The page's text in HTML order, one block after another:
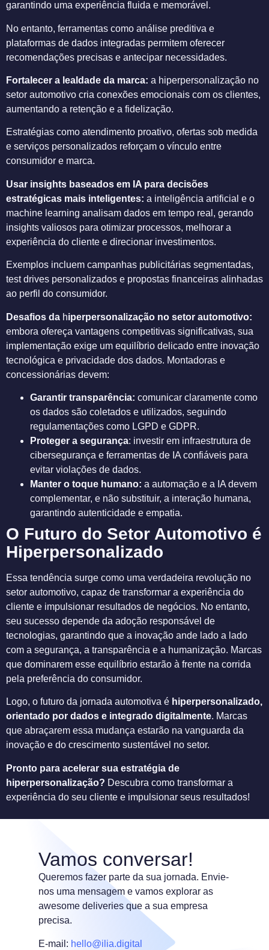
garantindo uma experiência fluida e memorável.
No entanto, ferramentas como análise preditiva e
plataformas de dados integradas permitem oferecer
recomendações precisas e antecipar necessidades.
Fortalecer a lealdade da marca: a hiperpersonalização no
setor automotivo cria conexões emocionais com os clientes,
aumentando a retenção e a fidelização.
Estratégias como atendimento proativo, ofertas sob medida
e serviços personalizados reforçam o vínculo entre
consumidor e marca.
Usar insights baseados em IA para decisões
estratégicas mais inteligentes: a inteligência artificial e o
machine learning analisam dados em tempo real, gerando
insights valiosos para otimizar processos, melhorar a
experiência do cliente e direcionar investimentos.
Exemplos incluem campanhas publicitárias segmentadas,
test drives personalizados e propostas financeiras alinhadas
ao perfil do consumidor.
Desafios da hiperpersonalização no setor automotivo:
embora ofereça vantagens competitivas significativas, sua
implementação exige um equilíbrio delicado entre inovação
tecnológica e privacidade dos dados. Montadoras e
concessionárias devem:
Garantir transparência: comunicar claramente como
os dados são coletados e utilizados, seguindo
regulamentações como LGPD e GDPR.
Proteger a segurança: investir em infraestrutura de
cibersegurança e ferramentas de IA confiáveis para
evitar violações de dados.
Manter o toque humano: a automação e a IA devem
complementar, e não substituir, a interação humana,
garantindo autenticidade e empatia.
O Futuro do Setor Automotivo é
Hiperpersonalizado
Essa tendência surge como uma verdadeira revolução no
setor automotivo, capaz de transformar a experiência do
cliente e impulsionar resultados de negócios. No entanto,
seu sucesso depende da adoção responsável de
tecnologias, garantindo que a inovação ande lado a lado
com a segurança, a transparência e a humanização. Marcas
que dominarem esse equilíbrio estarão à frente na corrida
pela preferência do consumidor.
Logo, o futuro da jornada automotiva é hiperpersonalizado,
orientado por dados e integrado digitalmente. Marcas
que abraçarem essa mudança estarão na vanguarda da
inovação e do crescimento sustentável no setor.
Pronto para acelerar sua estratégia de
hiperpersonalização? Descubra como transformar a
experiência do seu cliente e impulsionar seus resultados!
Vamos conversar!
Queremos fazer parte da sua jornada. Envie-
nos uma mensagem e vamos explorar as
awesome deliveries que a sua empresa
precisa.
E-mail: hello@ilia.digital